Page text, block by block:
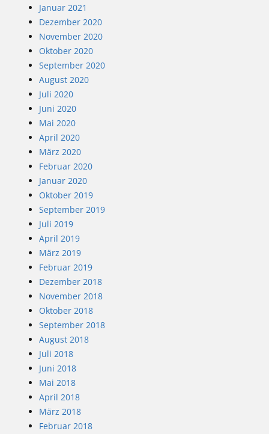
Januar 2021
Dezember 2020
November 2020
Oktober 2020
September 2020
August 2020
Juli 2020
Juni 2020
Mai 2020
April 2020
März 2020
Februar 2020
Januar 2020
Oktober 2019
September 2019
Juli 2019
April 2019
März 2019
Februar 2019
Dezember 2018
November 2018
Oktober 2018
September 2018
August 2018
Juli 2018
Juni 2018
Mai 2018
April 2018
März 2018
Februar 2018